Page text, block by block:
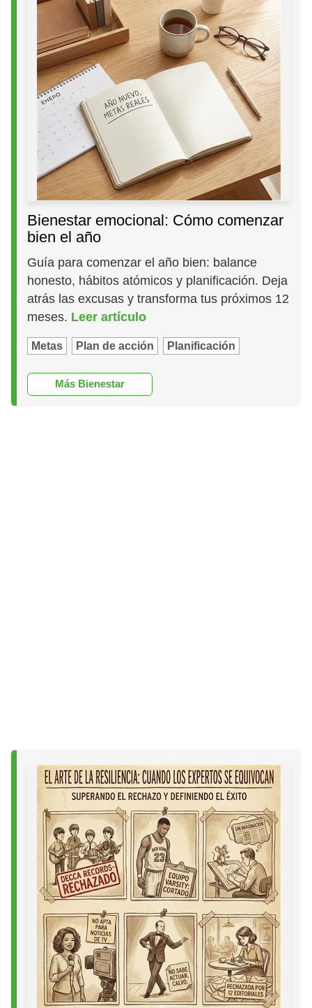
Bienestar emocional: Cómo comenzar
bien el año
Guía para comenzar el año bien: balance
honesto, hábitos atómicos y planificación. Deja
atrás las excusas y transforma tus próximos 12
meses. Leer artículo
Metas Plan de acción Planificación
Más Bienestar